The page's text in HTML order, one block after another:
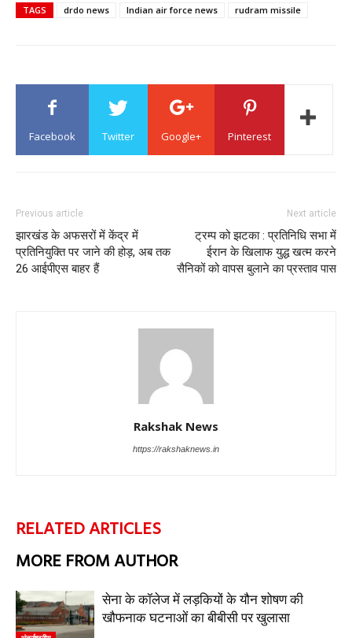
TAGS drdo news Indian air force news rudram missile
Facebook Twitter Google+ Pinterest
Previous article
झारखंड के अफसरों में केंद्र में
प्रतिनियुक्ति पर जाने की होड़, अब तक
26 आईपीएस बाहर हैं
Next article
ट्रम्प को झटका : प्रतिनिधि सभा में
ईरान के खिलाफ युद्ध खत्म करने
सैनिकों को वापस बुलाने का प्रस्ताव पास
Rakshak News
https://rakshaknews.in
RELATED ARTICLES
MORE FROM AUTHOR
सेना के कॉलेज में लड़कियों के यौन शोषण की
खौफनाक घटनाओं का बीबीसी पर खुलासा